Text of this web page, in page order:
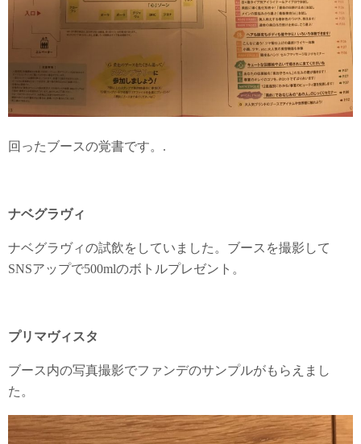
回ったブースの覚書です。.
ナベグラヴィ
ナベグラヴィの試飲をしていました。ブースを撮影して
SNSアップで500mlのボトルプレゼント。
プリマヴィスタ
ブース内の写真撮影でファンデのサンプルがもらえまし
た。